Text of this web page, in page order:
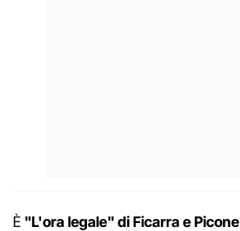
È "L'ora legale" di Ficarra e Picone